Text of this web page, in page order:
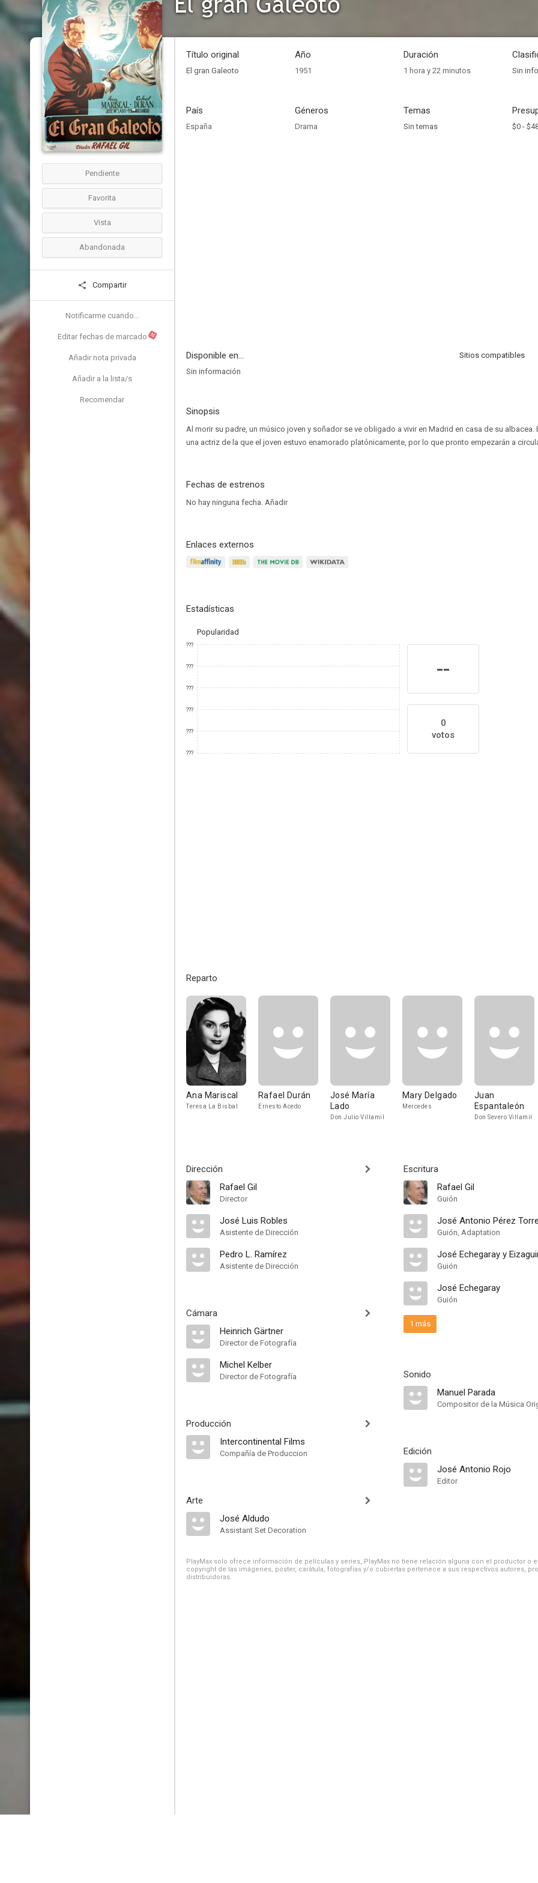
Pendiente
Favorita
Vista
Abandonada
Compartir
Notificarme cuando...
Editar fechas de marcado N
Añadir nota privada
Añadir a la lista/s
Recomendar
Título original
El gran Galeoto
Año
1951
Duración
1 hora y 22 minutos Sin
País
España
Géneros
Drama
Temas
Sin temas $0 -
Disponible en...
Sitios compatibles
Sin información
Sinopsis
Al morir su padre, un músico joven y soñador se ve obligado a vivir en Madrid en casa de su albacea.
una actriz de la que el joven estuvo enamorado platónicamente, por lo que pronto empezarán a
Fechas de estrenos
No hay ninguna fecha. Añadir
Enlaces externos
Estadísticas
Popularidad
???
???
???
???
???
???
--
0
votos
Reparto
Ana Mariscal
Teresa La Bisbal
Rafael Durán
Ernesto Acedo
José María
Lado
Don Julio Villamil
Mary Delgado
Mercedes
Juan
Espantaleón
Don Severo Villamil
Dirección
Rafael Gil
Director
José Luis Robles
Asistente de Dirección
Pedro L. Ramírez
Asistente de Dirección
Cámara
Heinrich Gärtner
Director de Fotografía
Michel Kelber
Director de Fotografía
Producción
Intercontinental Films
Compañía de Produccion
Arte
José Aldudo
Assistant Set Decoration
Escritura
Rafael Gil
Guión
José Antonio Pérez
Guión, Adaptation
José Echegaray y
Guión
José Echegaray
Guión
1 más
Sonido
Manuel Parada
Compositor de la Música
Edición
José Antonio Rojo
Editor
PlayMax solo ofrece información de películas y series, PlayMax no tiene relación alguna con el productor o
copyright de las imágenes, póster, carátula, fotografías y/o cubiertas pertenece a sus respectivos autores,
distribuidoras.